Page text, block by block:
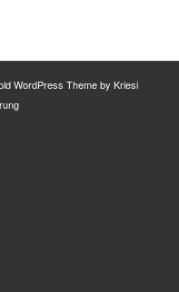
WordPress Theme by Kriesi